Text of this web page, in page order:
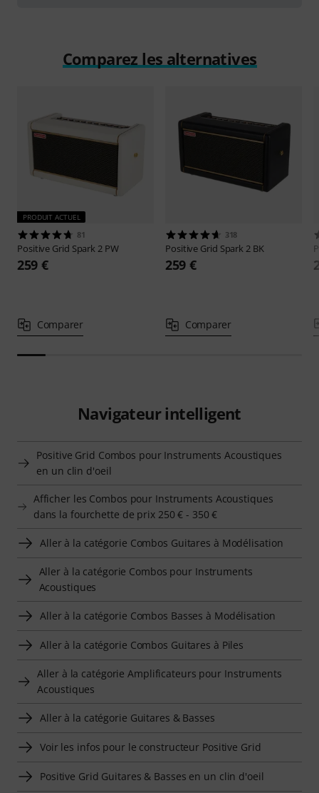
Comparez les alternatives
PRODUIT ACTUEL
81
Positive Grid Spark 2 PW
259 €
Comparer
318
Positive Grid Spark 2 BK
259 €
Comparer
Navigateur intelligent
Positive Grid Combos pour Instruments Acoustiques
en un clin d'oeil
Afficher les Combos pour Instruments Acoustiques
dans la fourchette de prix 250 € - 350 €
Aller à la catégorie Combos Guitares à Modélisation
Aller à la catégorie Combos pour Instruments
Acoustiques
Aller à la catégorie Combos Basses à Modélisation
Aller à la catégorie Combos Guitares à Piles
Aller à la catégorie Amplificateurs pour Instruments
Acoustiques
Aller à la catégorie Guitares & Basses
Voir les infos pour le constructeur Positive Grid
Positive Grid Guitares & Basses en un clin d'oeil